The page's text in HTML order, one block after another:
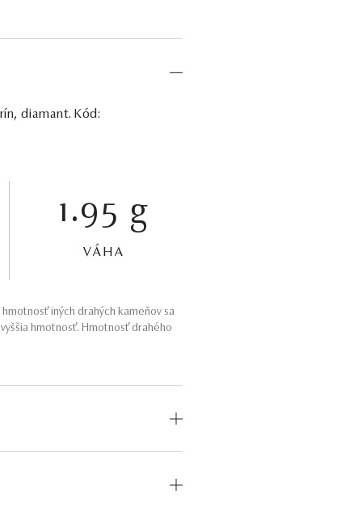
diamant. Kód:
1.95 g
VÁHA
iných drahých kameňov sa
hmotnosť. Hmotnosť drahého